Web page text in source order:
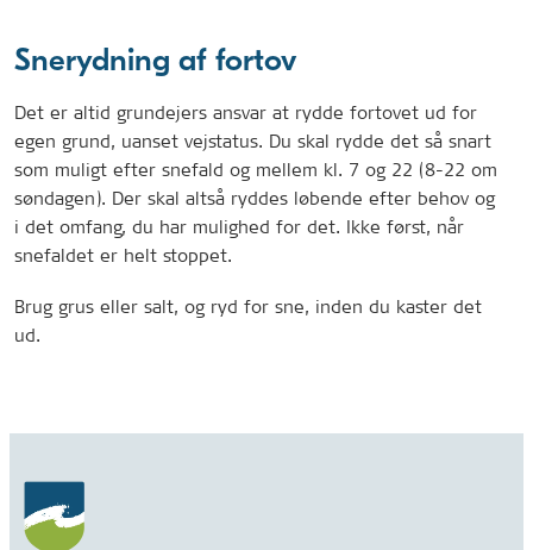
Snerydning af fortov
Det er altid grundejers ansvar at rydde fortovet ud for
egen grund, uanset vejstatus. Du skal rydde det så snart
som muligt efter snefald og mellem kl. 7 og 22 (8-22 om
søndagen). Der skal altså ryddes løbende efter behov og
i det omfang, du har mulighed for det. Ikke først, når
snefaldet er helt stoppet.
Brug grus eller salt, og ryd for sne, inden du kaster det
ud.